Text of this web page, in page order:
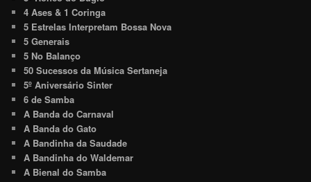
4 Ases & 1 Coringa
5 Estrelas Interpretam Bossa Nova
5 Generais
5 No Balanço
50 Sucessos da Música Sertaneja
5º Aniversário Sinter
6 de Samba
A Banda do Carnaval
A Banda do Gato
A Bandinha da Saudade
A Bandinha do Waldemar
A Bienal do Samba